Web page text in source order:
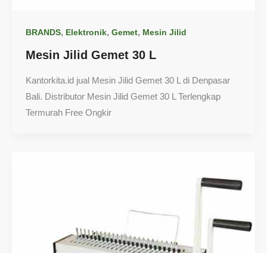
BRANDS, Elektronik, Gemet, Mesin Jilid
Mesin Jilid Gemet 30 L
Kantorkita.id jual Mesin Jilid Gemet 30 L di Denpasar
Bali. Distributor Mesin Jilid Gemet 30 L Terlengkap
Termurah Free Ongkir